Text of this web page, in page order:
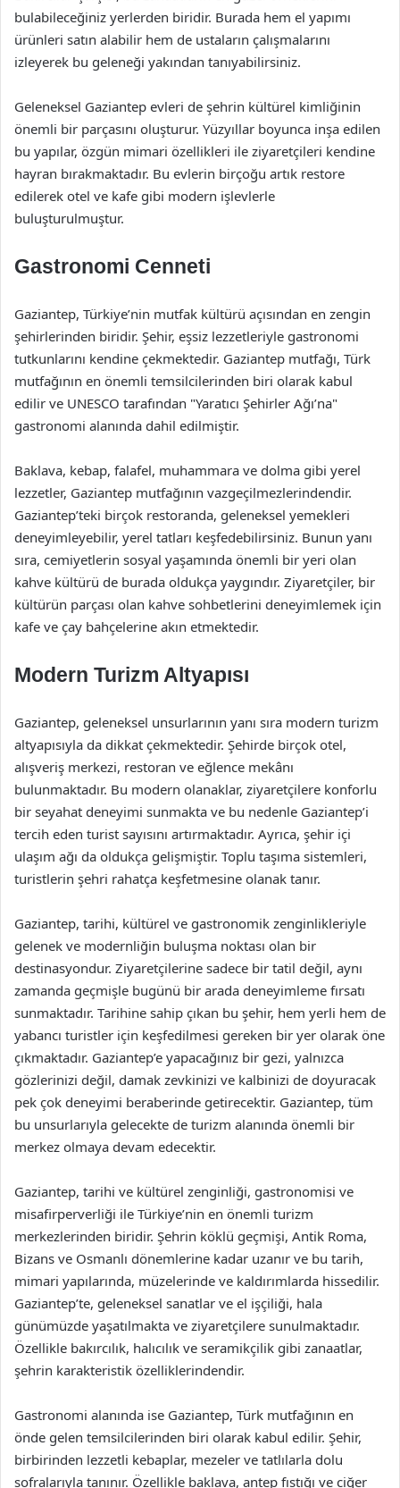
bulabileceğiniz yerlerden biridir. Burada hem el yapımı
ürünleri satın alabilir hem de ustaların çalışmalarını
izleyerek bu geleneği yakından tanıyabilirsiniz.
Geleneksel Gaziantep evleri de şehrin kültürel kimliğinin
önemli bir parçasını oluşturur. Yüzyıllar boyunca inşa edilen
bu yapılar, özgün mimari özellikleri ile ziyaretçileri kendine
hayran bırakmaktadır. Bu evlerin birçoğu artık restore
edilerek otel ve kafe gibi modern işlevlerle
buluşturulmuştur.
Gastronomi Cenneti
Gaziantep, Türkiye’nin mutfak kültürü açısından en zengin
şehirlerinden biridir. Şehir, eşsiz lezzetleriyle gastronomi
tutkunlarını kendine çekmektedir. Gaziantep mutfağı, Türk
mutfağının en önemli temsilcilerinden biri olarak kabul
edilir ve UNESCO tarafından "Yaratıcı Şehirler Ağı’na"
gastronomi alanında dahil edilmiştir.
Baklava, kebap, falafel, muhammara ve dolma gibi yerel
lezzetler, Gaziantep mutfağının vazgeçilmezlerindendir.
Gaziantep’teki birçok restoranda, geleneksel yemekleri
deneyimleyebilir, yerel tatları keşfedebilirsiniz. Bunun yanı
sıra, cemiyetlerin sosyal yaşamında önemli bir yeri olan
kahve kültürü de burada oldukça yaygındır. Ziyaretçiler, bir
kültürün parçası olan kahve sohbetlerini deneyimlemek için
kafe ve çay bahçelerine akın etmektedir.
Modern Turizm Altyapısı
Gaziantep, geleneksel unsurlarının yanı sıra modern turizm
altyapısıyla da dikkat çekmektedir. Şehirde birçok otel,
alışveriş merkezi, restoran ve eğlence mekânı
bulunmaktadır. Bu modern olanaklar, ziyaretçilere konforlu
bir seyahat deneyimi sunmakta ve bu nedenle Gaziantep’i
tercih eden turist sayısını artırmaktadır. Ayrıca, şehir içi
ulaşım ağı da oldukça gelişmiştir. Toplu taşıma sistemleri,
turistlerin şehri rahatça keşfetmesine olanak tanır.
Gaziantep, tarihi, kültürel ve gastronomik zenginlikleriyle
gelenek ve modernliğin buluşma noktası olan bir
destinasyondur. Ziyaretçilerine sadece bir tatil değil, aynı
zamanda geçmişle bugünü bir arada deneyimleme fırsatı
sunmaktadır. Tarihine sahip çıkan bu şehir, hem yerli hem de
yabancı turistler için keşfedilmesi gereken bir yer olarak öne
çıkmaktadır. Gaziantep’e yapacağınız bir gezi, yalnızca
gözlerinizi değil, damak zevkinizi ve kalbinizi de doyuracak
pek çok deneyimi beraberinde getirecektir. Gaziantep, tüm
bu unsurlarıyla gelecekte de turizm alanında önemli bir
merkez olmaya devam edecektir.
Gaziantep, tarihi ve kültürel zenginliği, gastronomisi ve
misafirperverliği ile Türkiye’nin en önemli turizm
merkezlerinden biridir. Şehrin köklü geçmişi, Antik Roma,
Bizans ve Osmanlı dönemlerine kadar uzanır ve bu tarih,
mimari yapılarında, müzelerinde ve kaldırımlarda hissedilir.
Gaziantep’te, geleneksel sanatlar ve el işçiliği, hala
günümüzde yaşatılmakta ve ziyaretçilere sunulmaktadır.
Özellikle bakırcılık, halıcılık ve seramikçilik gibi zanaatlar,
şehrin karakteristik özelliklerindendir.
Gastronomi alanında ise Gaziantep, Türk mutfağının en
önde gelen temsilcilerinden biri olarak kabul edilir. Şehir,
birbirinden lezzetli kebaplar, mezeler ve tatlılarla dolu
sofralarıyla tanınır. Özellikle baklava, antep fıstığı ve ciğer